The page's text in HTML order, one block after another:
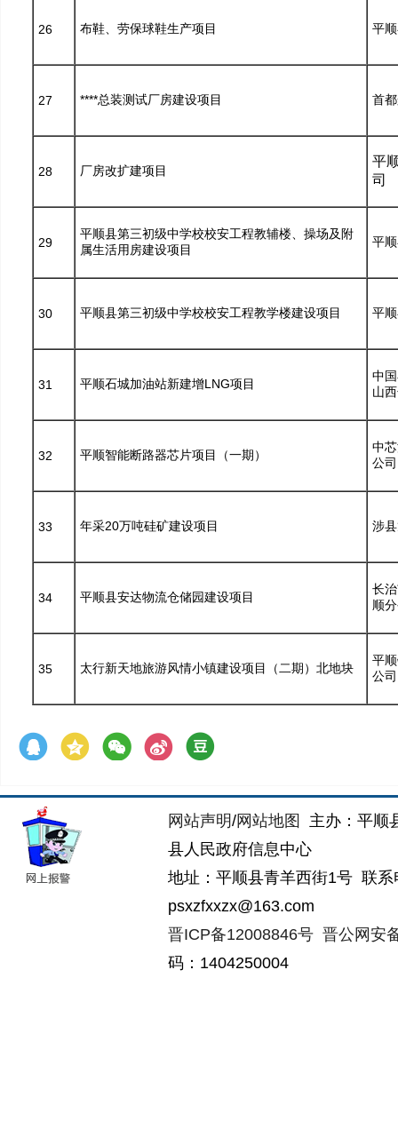
26 布鞋、劳保球鞋生产项目 平
27 ****总装测试厂房建设项目 首
28 厂房改扩建项目
平
司
29
平顺县第三初级中学校校安工程教辅楼、操场及附
属生活用房建设项目
平
30 平顺县第三初级中学校校安工程教学楼建设项目 平
31 平顺石城加油站新建增LNG项目
中
山
32 平顺智能断路器芯片项目（一期）
中
公司
33 年采20万吨硅矿建设项目 涉
34 平顺县安达物流仓储园建设项目
长
顺
35 太行新天地旅游风情小镇建设项目（二期）北地块
平
公司
网站声明/网站地图
主办：平顺
县人民政府信息中心
地址：平顺县青羊西街1号 联
psxzfxxzx@163.com
晋ICP备12008846号 晋公网安
码：1404250004